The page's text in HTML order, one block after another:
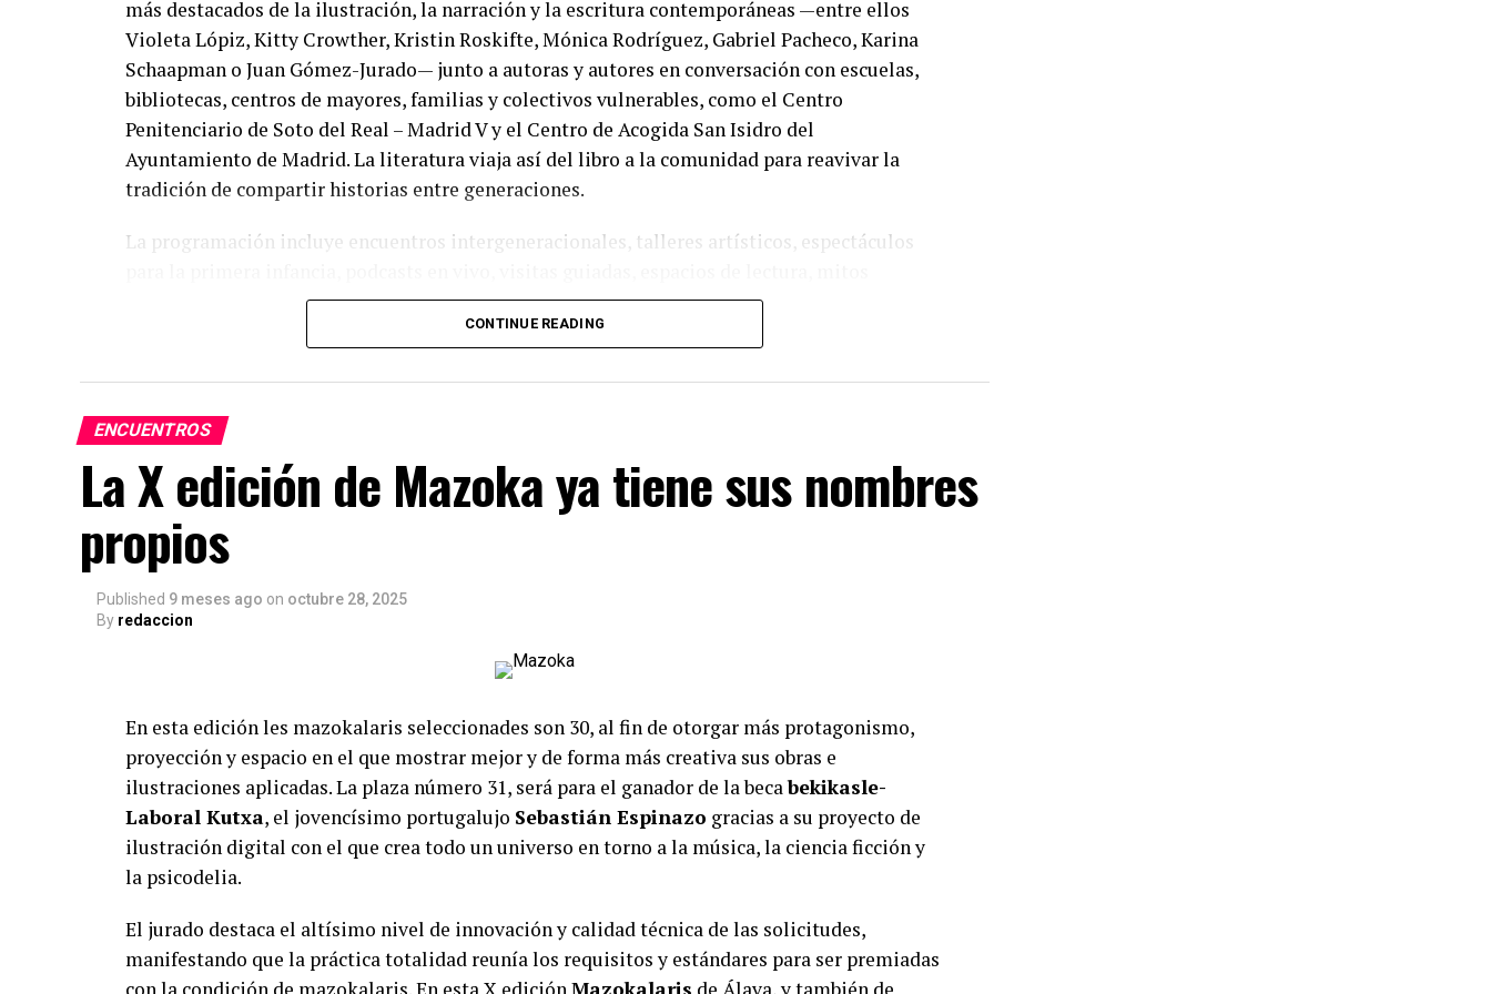
UNA MUESTRA QUE RECOGE LA ILUSTRACIÓN CONTEMPORÁNEA ALAVESA
El pistoletazo de salida, o el encendido de la llama –no en vano el lema de esta X edición es
jueves 11 de diciembre de LA EXPOSICIÓN “LA ILUSTRACIÓN ALAVESA: mazokalaris 2015-
de la almendra medieval: la Casa del Cordón de Vital Fundazioa. Y es que desde 2015 han
que el ingenio y la originalidad del talento local es muchísimo mayor que ese número»,
aseguran desde la organización.
Abierta hasta el último día de Mazoka, el domingo 21 de diciembre, rinde homenaje y pone el
foco en el talento local. En ella encontraremos la obra ilustrada de más de 60 artistas
alaveses y alavesas que fueron seleccionades en Mazoka en alguna de las 10 ediciones junto a
ilustradores internacionalmente como Mercedes de Bellard, Zigor Samaniego, Yolanda
Mosquera o Saioa Aginako.
más destacados de la ilustración, la narración y la escritura contemporáneas —entre ellos
Violeta Lópiz, Kitty Crowther, Kristin Roskifte, Mónica Rodríguez, Gabriel Pacheco, Karina
Schaapman o Juan Gómez-Jurado— junto a autoras y autores en conversación con escuelas,
bibliotecas, centros de mayores, familias y colectivos vulnerables, como el Centro
Penitenciario de Soto del Real – Madrid V y el Centro de Acogida San Isidro del
Ayuntamiento de Madrid. La literatura viaja así del libro a la comunidad para reavivar la
tradición de compartir historias entre generaciones.
La programación incluye encuentros intergeneracionales, talleres artísticos, espectáculos
contados con interpretación en lengua de signos, intervenciones colectivas y experiencias
creativas donde la palabra convive con la música, la ilustración, el teatro y la imaginación.
CONTINUE READING
ENCUENTROS
La X edición de Mazoka ya tiene sus nombres
propios
Published 9 meses ago on octubre 28, 2025
By redaccion
En esta edición les mazokalaris seleccionades son 30, al fin de otorgar más protagonismo,
proyección y espacio en el que mostrar mejor y de forma más creativa sus obras e
ilustraciones aplicadas. La plaza número 31, será para el ganador de la becabekikasle-
Laboral Kutxa, el jovencísimo portugalujo Sebastián Espinazo gracias a su proyecto de
ilustración digital con el que crea todo un universo en torno a la música, la ciencia ficción y
la psicodelia.
El jurado destaca el altísimo nivel de innovación y calidad técnica de las solicitudes,
manifestando que la práctica totalidad reunía los requisitos y estándares para ser premiadas